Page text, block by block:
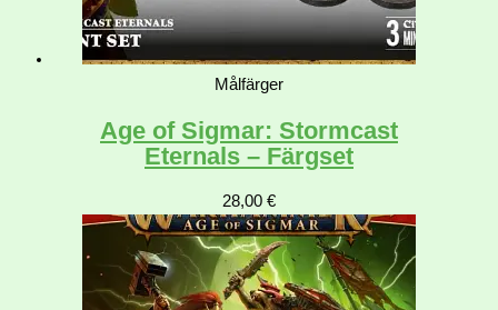
Målfärger
Age of Sigmar: Stormcast
Eternals – Färgset
28,00 €